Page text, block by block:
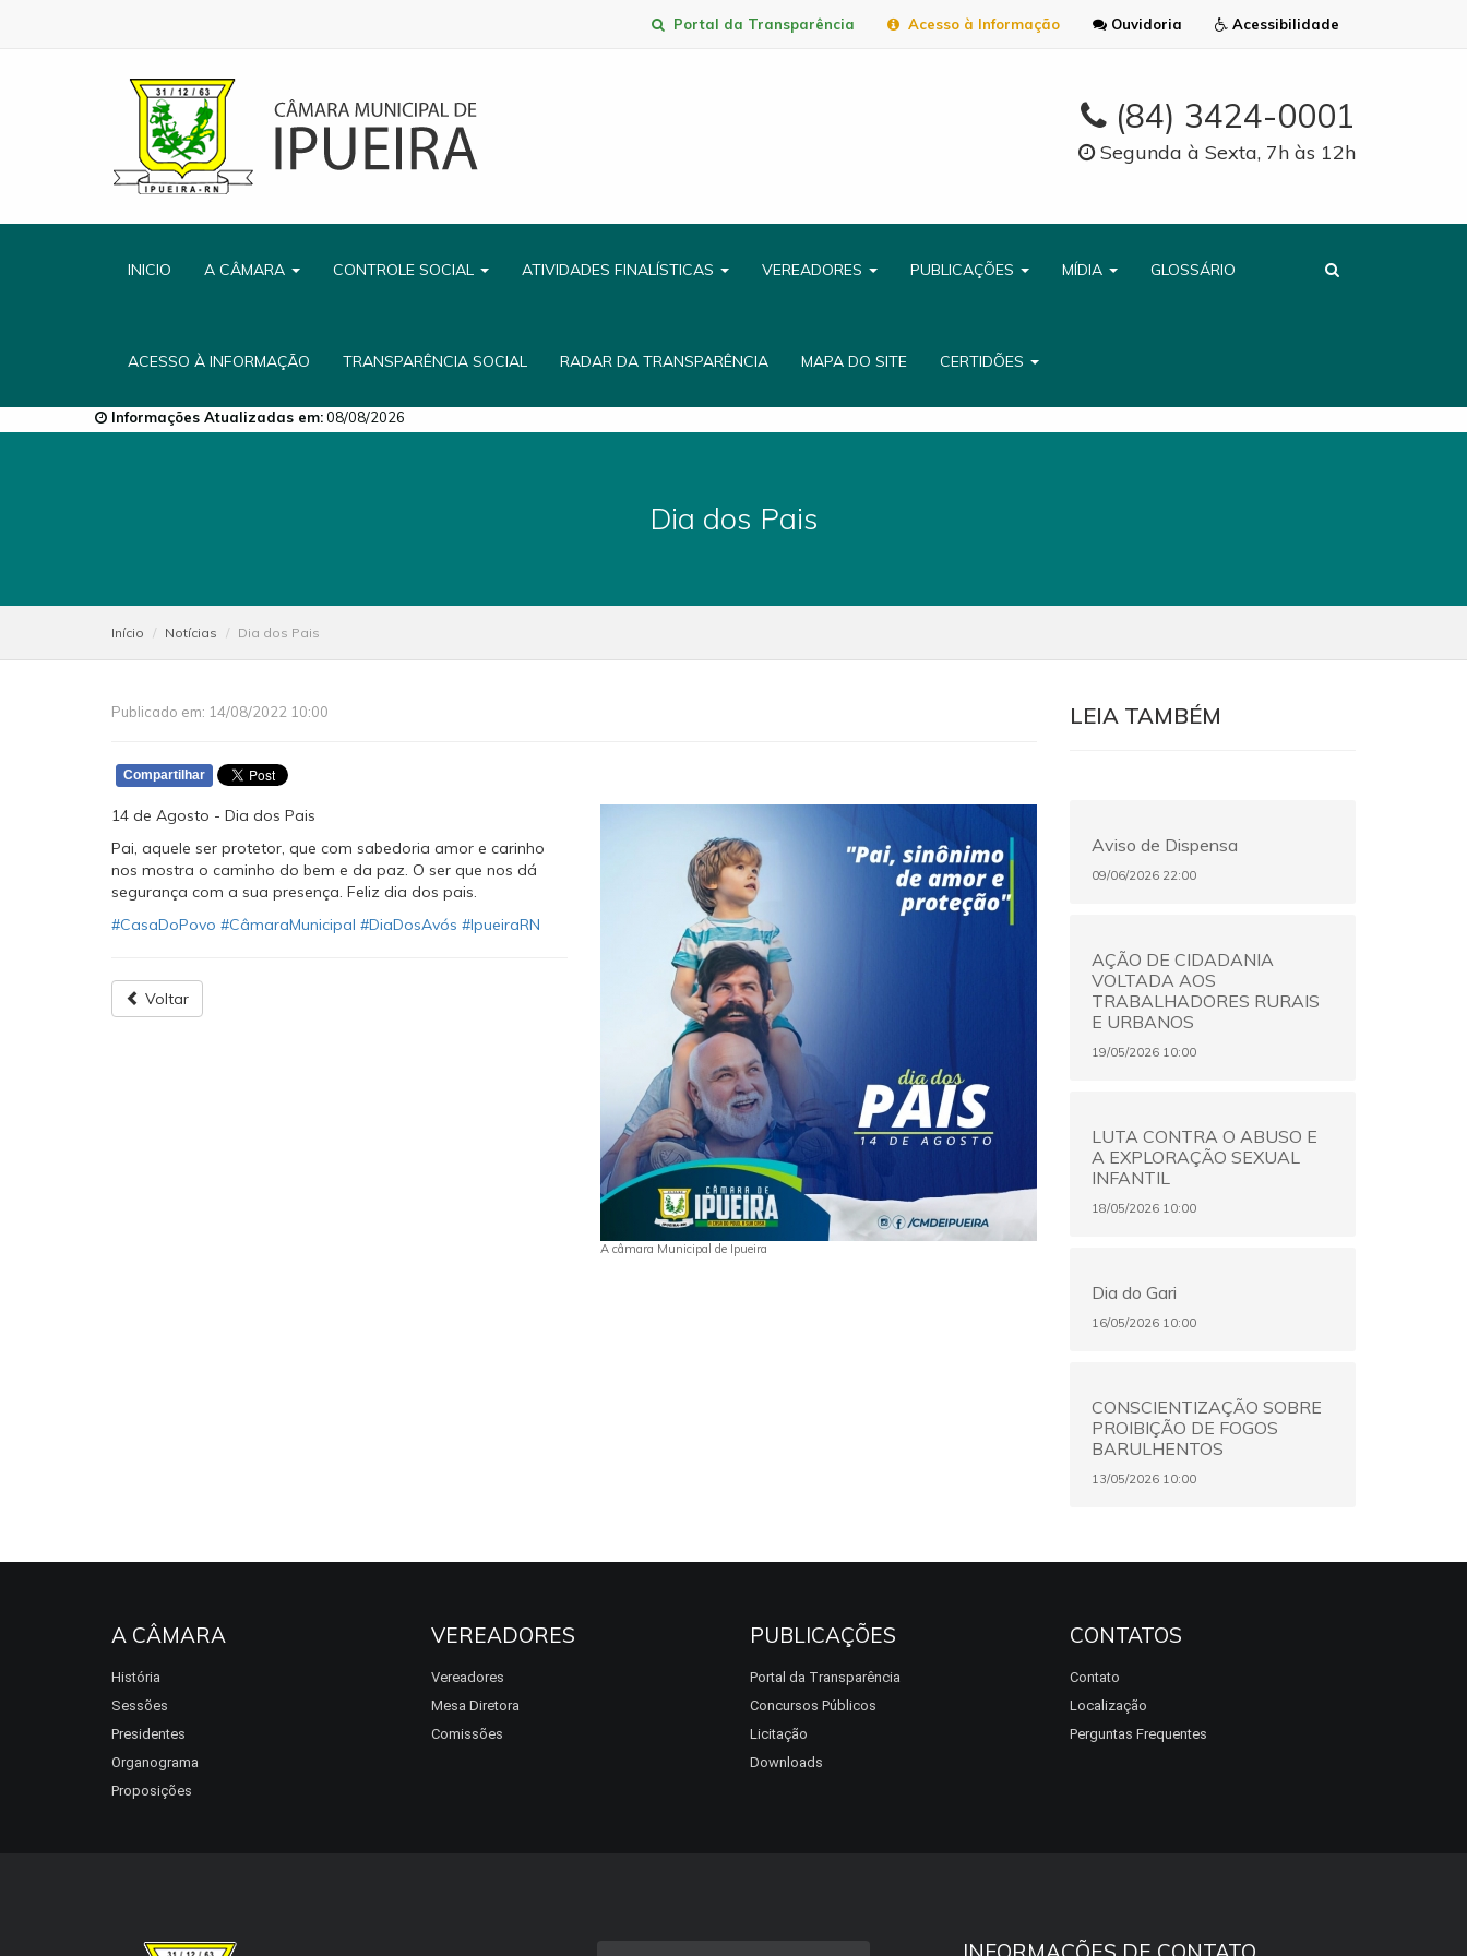
Acessibilidade
Ouvidoria
Acesso à Informação
Portal da Transparência
(84) 3424-0001
Segunda à Sexta, 7h às 12h
INICIO A CÂMARA CONTROLE SOCIAL ATIVIDADES FINALÍSTICAS VEREADORES PUBLICAÇÕES MÍDIA GLOSSÁRIO
ACESSO À INFORMAÇÃO TRANSPARÊNCIA SOCIAL RADAR DA TRANSPARÊNCIA MAPA DO SITE CERTIDÕES
Informações Atualizadas em:08/08/2026
Dia dos Pais
Início Notícias Dia dos Pais
Publicado em: 14/08/2022 10:00
Compartilhar
A câmara Municipal de Ipueira
14 de Agosto - Dia dos Pais
Pai, aquele ser protetor, que com sabedoria amor e carinho
nos mostra o caminho do bem e da paz. O ser que nos dá
segurança com a sua presença. Feliz dia dos pais.
#CasaDoPovo #CâmaraMunicipal #DiaDosAvós #IpueiraRN
Voltar
LEIA TAMBÉM
Aviso de Dispensa
09/06/2026 22:00
AÇÃO DE CIDADANIA
VOLTADA AOS
TRABALHADORES RURAIS
E URBANOS
19/05/2026 10:00
LUTA CONTRA O ABUSO E
A EXPLORAÇÃO SEXUAL
INFANTIL
18/05/2026 10:00
Dia do Gari
16/05/2026 10:00
CONSCIENTIZAÇÃO SOBRE
PROIBIÇÃO DE FOGOS
BARULHENTOS
13/05/2026 10:00
A CÂMARA
História
Sessões
Presidentes
Organograma
Proposições
VEREADORES
Vereadores
Mesa Diretora
Comissões
PUBLICAÇÕES
Portal da Transparência
Concursos Públicos
Licitação
Downloads
CONTATOS
Contato
Localização
Perguntas Frequentes